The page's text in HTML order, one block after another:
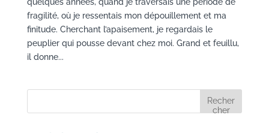
quelques années, quand je traversais une période de
fragilité, où je ressentais mon dépouillement et ma
finitude. Cherchant l’apaisement, je regardais le
peuplier qui pousse devant chez moi. Grand et feuillu,
il donne...
Recher
cher